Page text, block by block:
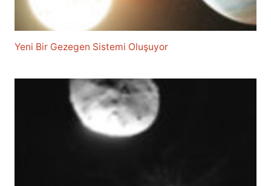
Yeni Bir Gezegen Sistemi Oluşuyor